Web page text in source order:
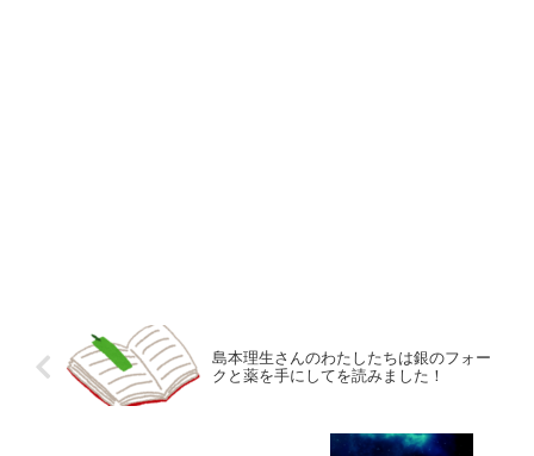
島本理生さんのわたしたちは銀のフォー
クと薬を手にしてを読みました！